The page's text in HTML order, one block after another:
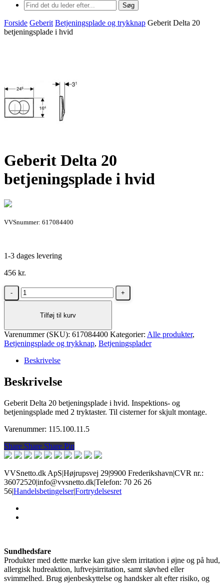
Søg
Forside Geberit Betjeningsplade og trykknap Geberit Delta 20
betjeningsplade i hvid
Geberit Delta 20
betjeningsplade i hvid
VVSnummer: 617084400
1-3 dages levering
456 kr.
Geberit
Delta
betjeningsplade
hvid
antal
Tilføj til kurv
Varenummer (SKU): 617084400 Kategorier: Alle produkter,
Betjeningsplade og trykknap, Betjeningsplader
Beskrivelse
Beskrivelse
Geberit Delta 20 betjeningsplade i hvid. Inspektions- og
betjeningsplade med 2 tryktaster. Til cisterner for skjult montage.
Varenummer: 115.100.11.5
Share
Share Share Share Pin
VVSnetto.dk ApS|Højrupsvej 29|9900 Frederikshavn|CVR nr.:
36072520|info@vvsnetto.dk|Telefon: 70 26 26
56|Handelsbetingelser|Fortrydelsesret
Sundhedsfare
Produkter med dette mærke kan give slem irritation i øjne og på hud,
allergisk hudreaktion, luftvejsirritation, samt sløvhed eller
svimmelhed. Brug øjenbeskyttelse og handsker alt efter risiko, og